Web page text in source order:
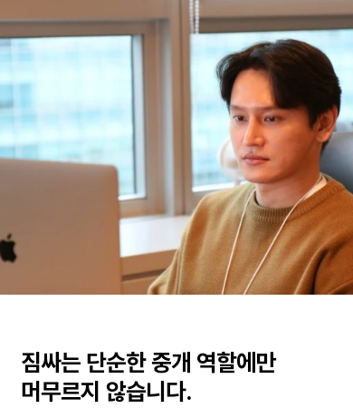
짐싸는 단순한 중개 역할에만
머무르지 않습니다.